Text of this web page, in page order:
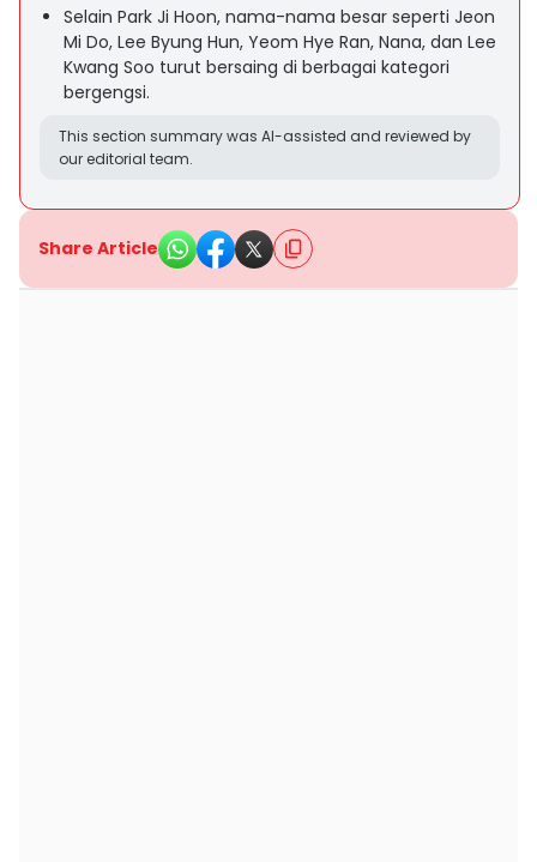
Selain Park Ji Hoon, nama-nama besar seperti Jeon
Mi Do, Lee Byung Hun, Yeom Hye Ran, Nana, dan Lee
Kwang Soo turut bersaing di berbagai kategori
bergengsi.
This section summary was AI-assisted and reviewed by
our editorial team.
Share Article